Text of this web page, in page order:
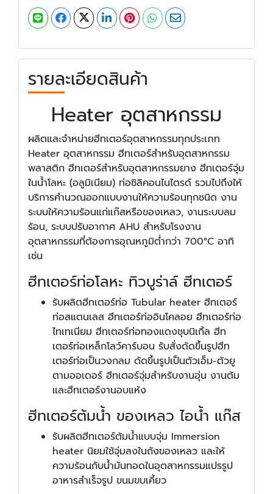
รายละเอียดสินค้า
Heater อุตสาหกรรม
ผลิตและจำหน่ายฮีทเตอร์อุตสาหกรรมทุกประเภท
Heater อุตสาหกรรม ฮีทเตอร์สำหรับอุตสาหกรรม
พลาสติก ฮีทเตอร์สำหรับอุตสาหกรรมยาง ฮีทเตอร์จุ่ม
ในน้ำโลหะ (อลูมิเนียม) ท่อซิลิคอนไนไตรด์ รวมไปถึงให้
บริการคำนวณออกแบบงานให้ความร้อนทุกชนิด งาน
ระบบให้ความร้อนแก่แก๊สหรือของเหลว, งานระบบลม
ร้อน, ระบบปรับอากาศ AHU สำหรับโรงงาน
อุตสาหกรรมที่ต้องการอุณหภูมิต่ำกว่า 700°C อาทิ
เช่น
ฮีทเตอร์ท่อโลหะ ทิวบูร่าล์ ฮีทเตอร์
รับผลิตฮีทเตอร์ท่อ Tubular heater ฮีทเตอร์
ท่อสแตนเลส ฮีทเตอร์ท่ออินโคลอย ฮีทเตอร์ท่อ
ไทเทเนียม ฮีทเตอร์ท่อทองแดงชุบนิเกิ้ล ฮีท
เตอร์ท่อเหล็กโลว์คาร์บอน รับสั่งดัดขึ้นรูปฮีท
เตอร์ท่อเป็นวงกลม ดัดขึ้นรูปเป็นตัวเอ็ม-ตัวยู
ตามออเดอร์ ฮีทเตอร์จุ่มสำหรับงานอุ่น งานต้ม
และฮีทเตอร์งานอบแห้ง
ฮีทเตอร์ต้มน้ำ ของเหลว ไอน้ำ แก๊ส
รับผลิตฮีทเตอร์ต้มน้ำแบบจุ่ม Immersion
heater นิยมใช้จุ่มลงในถังของเหลว และให้
ความร้อนกับน้ำมันทอดในอุตสาหกรรมแปรรูป
อาหารสำเร็จรูป ขนมขบเคี้ยว